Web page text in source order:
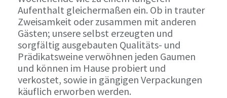
Aufenthalt gleichermaßen ein. Ob in trauter
Zweisamkeit oder zusammen mit anderen
Gästen; unsere selbst erzeugten und
sorgfältig ausgebauten Qualitäts- und
Prädikatsweine verwöhnen jeden Gaumen
und können im Hause probiert und
verkostet, sowie in gängigen Verpackungen
käuflich erworben werden.